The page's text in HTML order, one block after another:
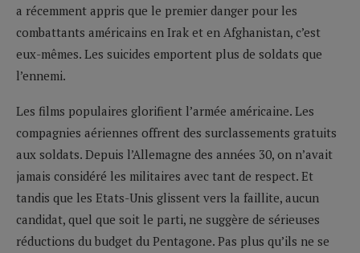
a récemment appris que le premier danger pour les
combattants américains en Irak et en Afghanistan, c’est
eux-mêmes. Les suicides emportent plus de soldats que
l’ennemi.
Les films populaires glorifient l’armée américaine. Les
compagnies aériennes offrent des surclassements gratuits
aux soldats. Depuis l’Allemagne des années 30, on n’avait
jamais considéré les militaires avec tant de respect. Et
tandis que les Etats-Unis glissent vers la faillite, aucun
candidat, quel que soit le parti, ne suggère de sérieuses
réductions du budget du Pentagone. Pas plus qu’ils ne se